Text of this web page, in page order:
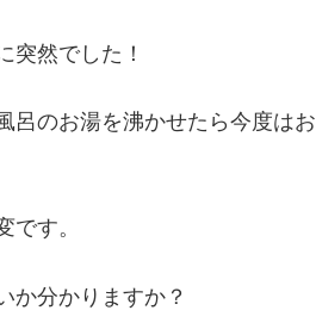
突然でした！
呂のお湯を沸かせたら今度は
す。
か分かりますか？